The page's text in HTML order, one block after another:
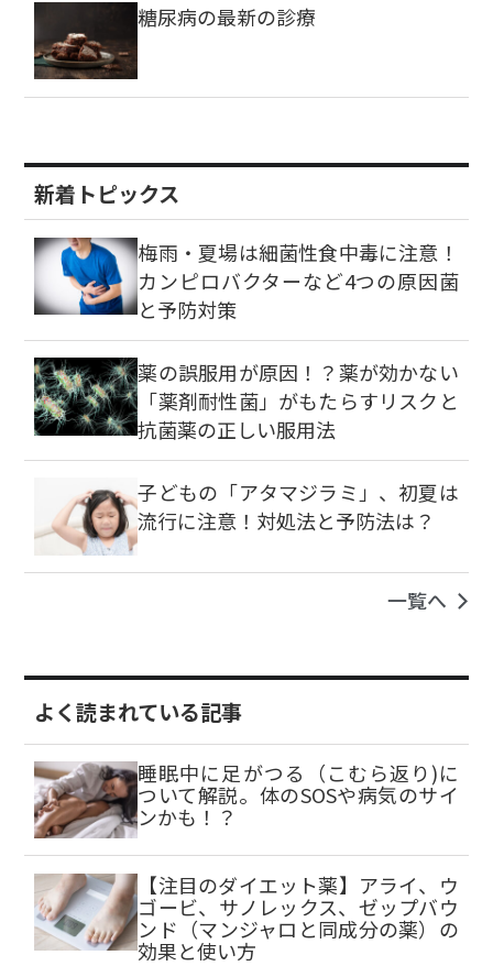
糖尿病の最新の診療
新着トピックス
梅雨・夏場は細菌性食中毒に注意！
カンピロバクターなど4つの原因菌
と予防対策
薬の誤服用が原因！？薬が効かない
「薬剤耐性菌」がもたらすリスクと
抗菌薬の正しい服用法
子どもの「アタマジラミ」、初夏は
流行に注意！対処法と予防法は？
一覧へ
よく読まれている記事
睡眠中に足がつる（こむら返り)に
ついて解説。体のSOSや病気のサイ
ンかも！？
【注目のダイエット薬】アライ、ウ
ゴービ、サノレックス、ゼップバウ
ンド（マンジャロと同成分の薬）の
効果と使い方